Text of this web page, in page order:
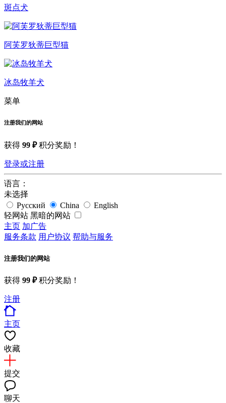
斑点犬
阿芙罗狄蒂巨型猫
冰岛牧羊犬
菜单
注册我们的网站
获得 99 ₽积分奖励！
登录或注册
语言：
未选择
Русский
China
English
轻网站 黑暗的网站
主页 加广告
服务条款 用户协议 帮助与服务
注册我们的网站
获得 99 ₽积分奖励！
注册
主页
收藏
提交
聊天